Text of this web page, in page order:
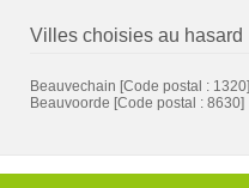
Villes choisies au hasard
Beauvechain [Code postal : 1320]
Beauvoorde [Code postal : 8630]